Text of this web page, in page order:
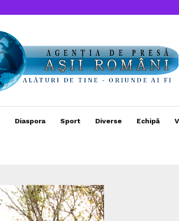
Diaspora Sport Diverse Echipă